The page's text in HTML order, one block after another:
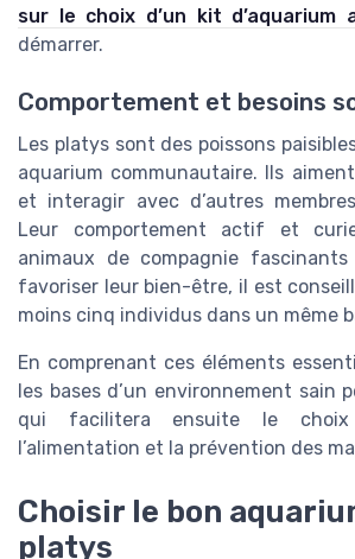
sur le choix d’un kit d’aquarium
démarrer.
Comportement et besoins
Les platys sont des poissons
aquarium communautaire. Ils
et interagir avec d’autres
Leur comportement actif et
animaux de compagnie fascinants
favoriser leur bien-être, il est
moins cinq individus dans un même
En comprenant ces éléments
les bases d’un environnement sain
qui facilitera ensuite le choix
l’alimentation et la prévention des
Choisir le bon
platys